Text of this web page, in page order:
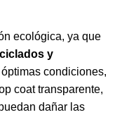
ecológica, ya que
y
condiciones,
coat transparente,
dañar las